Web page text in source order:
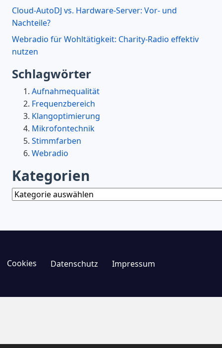
Cloud-AutoDJ vs. Hardware-Server: Vor- und
Nachteile?
Webradio für Wohltätigkeit: Charity-Radio effektiv
nutzen
Schlagwörter
Aufnahmequalität
Frequenzbereich
Klangoptimierung
Mikrofontechnik
Stimmfarben
Webradio
Kategorien
Kategorien
Cookies Datenschutz Impressum